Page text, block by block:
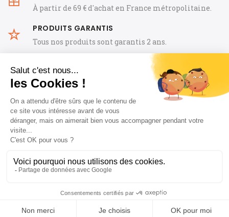
À partir de 69 € d'achat en France métropolitaine.
PRODUITS GARANTIS
Tous nos produits sont garantis 2 ans.
CGV FAQ Mentions Légales